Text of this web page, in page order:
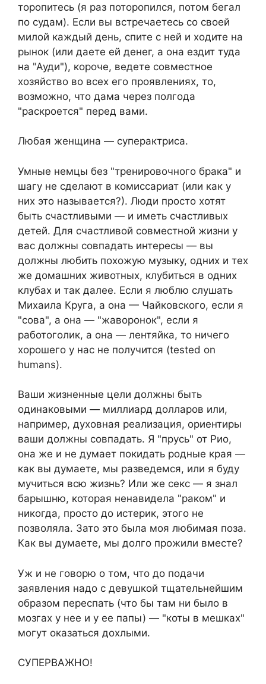
торопитесь (я раз поторопился, потом бегал
по судам). Если вы встречаетесь со своей
милой каждый день, спите с ней и ходите на
рынок (или даете ей денег, а она ездит туда
на "Ауди"), короче, ведете совместное
хозяйство во всех его проявлениях, то,
возможно, что дама через полгода
"раскроется" перед вами.
Любая женщина — суперактриса.
Умные немцы без "тренировочного брака" и
шагу не сделают в комиссариат (или как у
них это называется?). Люди просто хотят
быть счастливыми — и иметь счастливых
детей. Для счастливой совместной жизни у
вас должны совпадать интересы — вы
должны любить похожую музыку, одних и тех
же домашних животных, клубиться в одних
клубах и так далее. Если я люблю слушать
Михаила Круга, а она — Чайковского, если я
"сова", а она — "жаворонок", если я
работоголик, а она — лентяйка, то ничего
хорошего у нас не получится (tested on
humans).
Ваши жизненные цели должны быть
одинаковыми — миллиард долларов или,
например, духовная реализация, ориентиры
ваши должны совпадать. Я "прусь" от Рио,
она же и не думает покидать родные края —
как вы думаете, мы разведемся, или я буду
мучиться всю жизнь? Или же секс — я знал
барышню, которая ненавидела "раком" и
никогда, просто до истерик, этого не
позволяла. Зато это была моя любимая поза.
Как вы думаете, мы долго прожили вместе?
Уж и не говорю о том, что до подачи
заявления надо с девушкой тщательнейшим
образом переспать (что бы там ни было в
мозгах у нее и у ее папы) — "коты в мешках"
могут оказаться дохлыми.
СУПЕРВАЖНО!